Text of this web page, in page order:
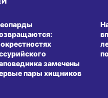
замечены
пары хищников